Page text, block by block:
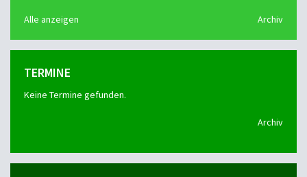
Alle anzeigen Archiv
TERMINE
Keine Termine gefunden.
Archiv